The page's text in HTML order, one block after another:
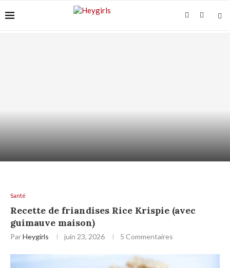
Santé
Recette de friandises Rice Krispie (avec
guimauve maison)
ParHeygirls juin 23, 2026 5 Commentaires